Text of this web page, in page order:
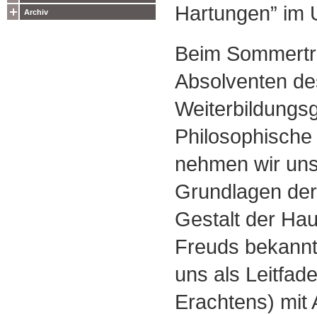
Archiv
Hartungen” im
Beim
Absolventen
nehmen wir
Grundlagen
Gestalt der
Freuds
uns als
Erachtens) mit